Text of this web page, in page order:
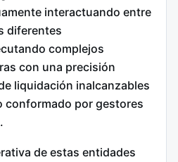
interactuando entre
diferentes
complejos
con una precisión
liquidación inalcanzables
conformado por gestores
de estas entidades